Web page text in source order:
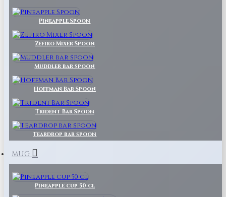
Pineapple Spoon
Zefiro Mixer Spoon
Muddler bar spoon
Hoffman Bar Spoon
Trident Bar Spoon
Teardrop bar spoon
MUG
Pineapple cup 50 cl